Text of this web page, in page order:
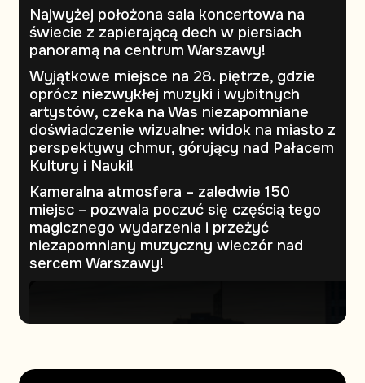
Najwyżej położona sala koncertowa na
świecie z zapierającą dech w piersiach
panoramą na centrum Warszawy!
Wyjątkowe miejsce na 28. piętrze, gdzie
oprócz niezwykłej muzyki i wybitnych
artystów, czeka na Was niezapomniane
doświadczenie wizualne: widok na miasto z
perspektywy chmur, górujący nad Pałacem
Kultury i Nauki!
Kameralna atmosfera – zaledwie 150
miejsc – pozwala poczuć się częścią tego
magicznego wydarzenia i przeżyć
niezapomniany muzyczny wieczór nad
sercem Warszawy!